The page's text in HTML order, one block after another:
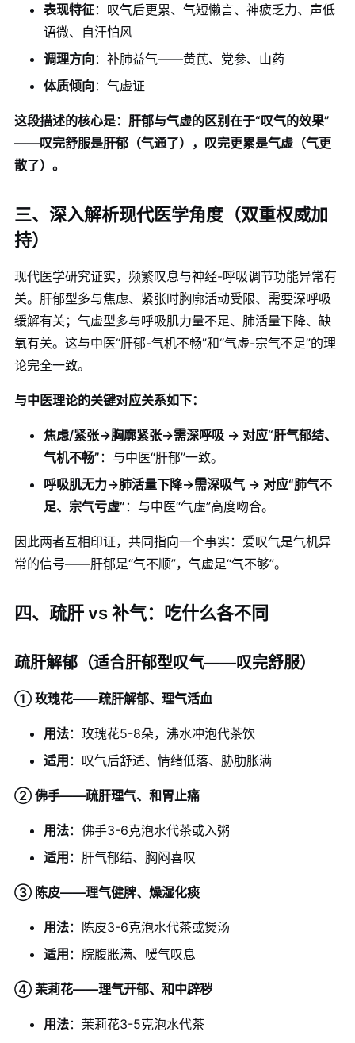
表现特征：叹气后更累、气短懒言、神疲乏力、声低
语微、自汗怕风
调理方向：补肺益气——黄芪、党参、山药
体质倾向：气虚证
这段描述的核心是：肝郁与气虚的区别在于“叹气的效果”
——叹完舒服是肝郁（气通了），叹完更累是气虚（气更
散了）。
三、深入解析现代医学角度（双重权威加
持）
现代医学研究证实，频繁叹息与神经-呼吸调节功能异常有
关。肝郁型多与焦虑、紧张时胸廓活动受限、需要深呼吸
缓解有关；气虚型多与呼吸肌力量不足、肺活量下降、缺
氧有关。这与中医“肝郁-气机不畅”和“气虚-宗气不足”的理
论完全一致。
与中医理论的关键对应关系如下：
焦虑/紧张→胸廓紧张→需深呼吸 → 对应“肝气郁结、
气机不畅” ：与中医“肝郁”一致。
呼吸肌无力→肺活量下降→需深吸气 → 对应“肺气不
足、宗气亏虚” ：与中医“气虚”高度吻合。
因此两者互相印证，共同指向一个事实：爱叹气是气机异
常的信号——肝郁是“气不顺”，气虚是“气不够”。
四、疏肝 vs 补气：吃什么各不同
疏肝解郁（适合肝郁型叹气——叹完舒服）
① 玫瑰花——疏肝解郁、理气活血
用法：玫瑰花5-8朵，沸水冲泡代茶饮
适用 ：叹气后舒适、情绪低落、胁肋胀满
② 佛手——疏肝理气、和胃止痛
用法：佛手3-6克泡水代茶或入粥
适用 ：肝气郁结、胸闷喜叹
③ 陈皮——理气健脾、燥湿化痰
用法：陈皮3-6克泡水代茶或煲汤
适用 ：脘腹胀满、嗳气叹息
④ 茉莉花——理气开郁、和中辟秽
用法：茉莉花3-5克泡水代茶